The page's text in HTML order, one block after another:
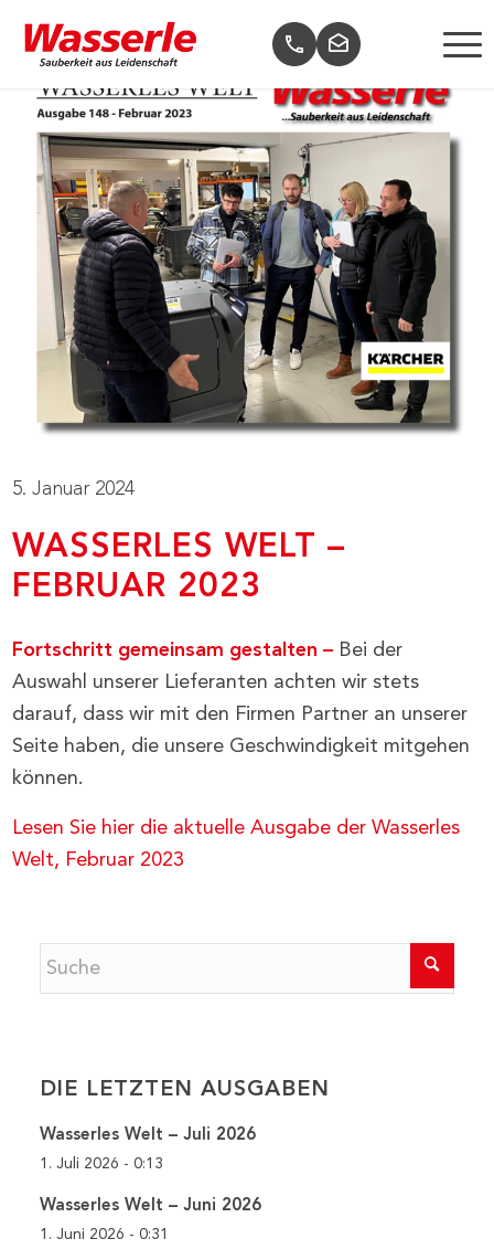
5. Januar 2024
WASSERLES WELT –
FEBRUAR 2023
Fortschritt gemeinsam gestalten – Bei der
Auswahl unserer Lieferanten achten wir stets
darauf, dass wir mit den Firmen Partner an unserer
Seite haben, die unsere Geschwindigkeit mitgehen
können.
Lesen Sie hier die aktuelle Ausgabe der Wasserles
Welt, Februar 2023
DIE LETZTEN AUSGABEN
Wasserles Welt – Juli 2026
1. Juli 2026 - 0:13
Wasserles Welt – Juni 2026
1. Juni 2026 - 0:31